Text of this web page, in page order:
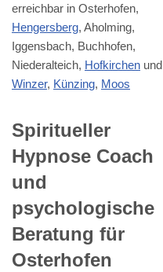
erreichbar in Osterhofen,
Hengersberg, Aholming,
Iggensbach, Buchhofen,
Niederalteich, Hofkirchen und
Winzer, Künzing, Moos
Spiritueller
Hypnose Coach
und
psychologische
Beratung für
Osterhofen